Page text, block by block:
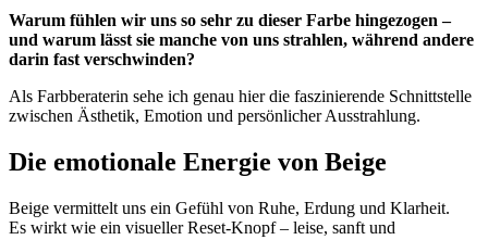
Warum fühlen wir uns so sehr zu dieser Farbe hingezogen –
und warum lässt sie manche von uns strahlen, während andere
darin fast verschwinden?
Als Farbberaterin sehe ich genau hier die faszinierende Schnittstelle
zwischen Ästhetik, Emotion und persönlicher Ausstrahlung.
Die emotionale Energie von Beige
Beige vermittelt uns ein Gefühl von Ruhe, Erdung und Klarheit.
Es wirkt wie ein visueller Reset-Knopf – leise, sanft und